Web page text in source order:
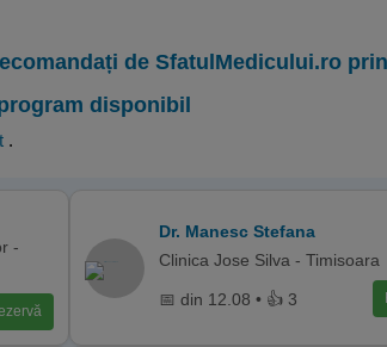
de SfatulMedicului.ro
disponibil
.
-
Dr. Manesc Stefana
Clinica Jose Silva - Timisoara
📅 din 12.08 • 👍 3